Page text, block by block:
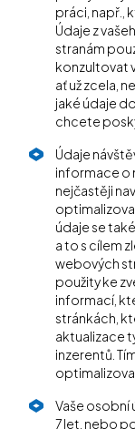
práci, např.,
Údaje z
stranám
konzultovat
ať už zcela,
jaké údaje
chcete
Údaje
informace o
nejčastěji
údaje se
a to s cílem
webových
použity ke
informací,
stránkách,
aktualizace
inzerentů.
Vaše osobní
7 let, nebo